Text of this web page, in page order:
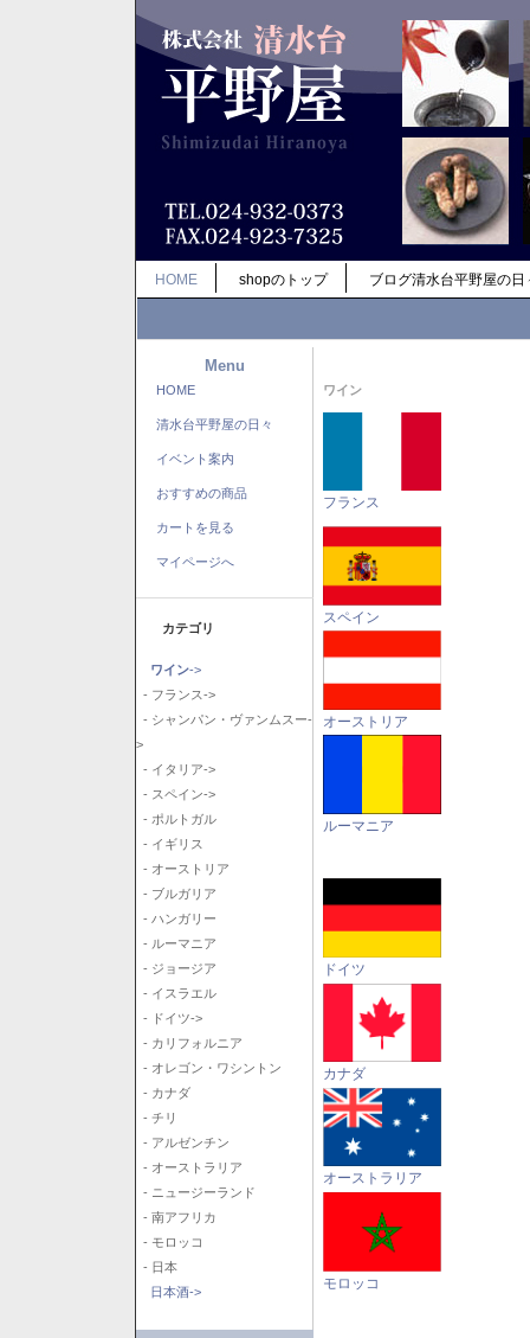
HOME shopのトップ ブログ清水台平野屋の日
Menu
HOME
清水台平野屋の日々
イベント案内
おすすめの商品
カートを見る
マイページへ
カテゴリ
ワイン->
- フランス->
- シャンパン・ヴァンムスー-
>
- イタリア->
- スペイン->
- ポルトガル
- イギリス
- オーストリア
- ブルガリア
- ハンガリー
- ルーマニア
- ジョージア
- イスラエル
- ドイツ->
- カリフォルニア
- オレゴン・ワシントン
- カナダ
- チリ
- アルゼンチン
- オーストラリア
- ニュージーランド
- 南アフリカ
- モロッコ
- 日本
日本酒->
ワイン
フランス
スペイン
オーストリア
ルーマニア
ドイツ
カナダ
オーストラリア
モロッコ